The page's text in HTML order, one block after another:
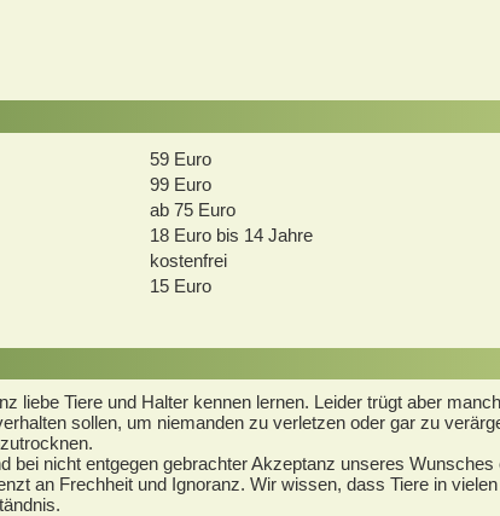
59 Euro
99 Euro
ab 75 Euro
18 Euro bis 14 Jahre
kostenfrei
15 Euro
liebe Tiere und Halter kennen lernen. Leider trügt aber
sollen, um niemanden zu verletzen oder gar zu
nicht entgegen gebrachter Akzeptanz unseres
an Frechheit und Ignoranz. Wir wissen, dass Tiere in